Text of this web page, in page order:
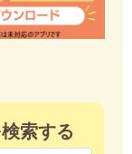
索する